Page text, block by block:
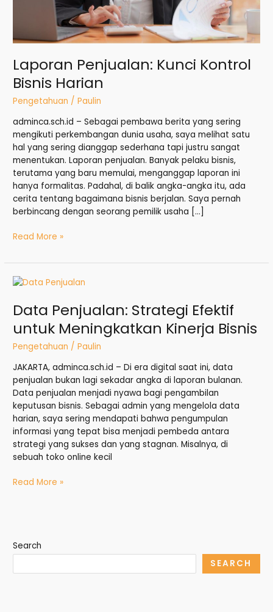
Laporan Penjualan: Kunci Kontrol
Bisnis Harian
Pengetahuan /Paulin
adminca.sch.id – Sebagai pembawa berita yang sering
mengikuti perkembangan dunia usaha, saya melihat satu
hal yang sering dianggap sederhana tapi justru sangat
menentukan. Laporan penjualan. Banyak pelaku bisnis,
terutama yang baru memulai, menganggap laporan ini
hanya formalitas. Padahal, di balik angka-angka itu, ada
cerita tentang bagaimana bisnis berjalan. Saya pernah
berbincang dengan seorang pemilik usaha […]
Read More »
Data Penjualan: Strategi Efektif
untuk Meningkatkan Kinerja Bisnis
Pengetahuan /Paulin
JAKARTA, adminca.sch.id – Di era digital saat ini, data
penjualan bukan lagi sekadar angka di laporan bulanan.
Data penjualan menjadi nyawa bagi pengambilan
keputusan bisnis. Sebagai admin yang mengelola data
harian, saya sering mendapati bahwa pengumpulan
informasi yang tepat bisa menjadi pembeda antara
strategi yang sukses dan yang stagnan. Misalnya, di
sebuah toko online kecil
Data
Strategi
untuk
Meningkatkan
Bisnis
Read More »
Search
SEARCH